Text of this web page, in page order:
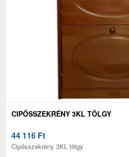
CIPŐSSZEKRÉNY 3KL TÖLGY
44 116 Ft
Cipősszekrény 3KL tölgy